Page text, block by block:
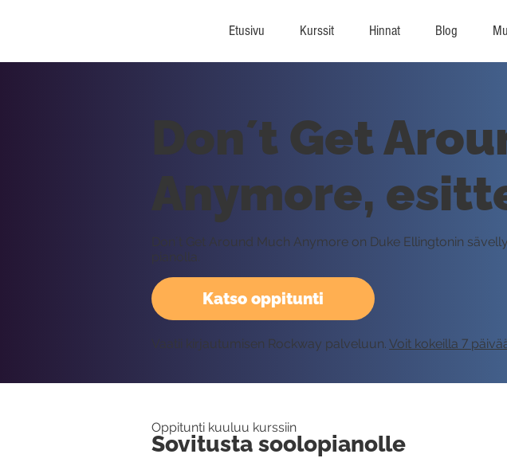
Etusivu Kurssit Hinnat Blog
Katso oppitunti
Don´t Get
Anymore,
Don´t Get Around Much Anymore on Duke Ellingtonin
pianolla.
Vaatii kirjautumisen Rockway palveluun. Voit kokeilla 7
Oppitunti kuuluu kurssiin
Sovitusta soolopianolle